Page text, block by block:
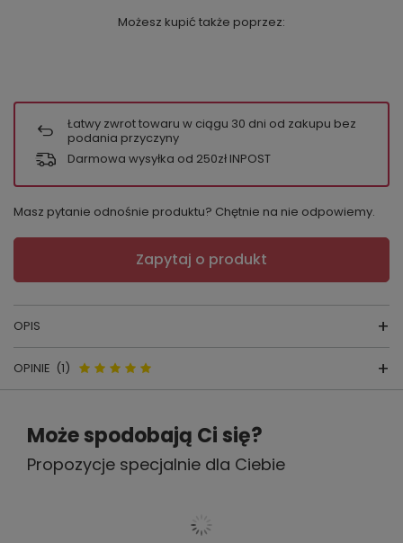
Możesz kupić także poprzez:
Łatwy zwrot towaru w ciągu 30 dni od zakupu bez
podania przyczyny
Darmowa wysyłka od 250zł INPOST
Masz pytanie odnośnie produktu? Chętnie na nie odpowiemy.
Zapytaj o produkt
OPIS
Bokserki męskie
skład surowcow
y:
95% bawełna, 5%
elastan
producent:
CORNETTE
OPINIE (1)
Opinie o Bokserki męskie
Cornette High Emotion 508/167
Motor– bawełniane 95% z
Może spodobają Ci się?
Propozycje specjalnie dla Ciebie